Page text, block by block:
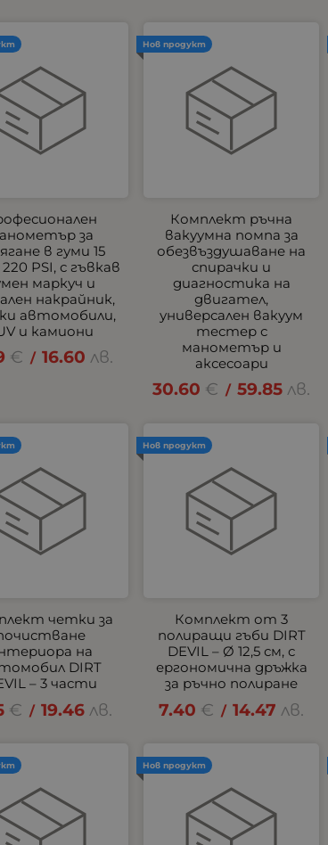
за
в гуми 15
PSI, с гъвкав
маркуч и
накрайник,
автомобили,
и камиони
€ / 16.60 лв.
Комплект ръчна
вакуумна помпа за
обезвъздушаване на
спирачки и
диагностика на
двигател,
универсален вакуум
тестер с
манометър и
аксесоари
30.60 € / 59.85 лв.
Нов продукт
четки за
на
DIRT
– 3 части
€ / 19.46 лв.
Комплект от 3
полиращи гъби DIRT
DEVIL – Ø 12,5 см, с
ергономична дръжка
за ръчно полиране
7.40 € / 14.47 лв.
Нов продукт
Нов продукт